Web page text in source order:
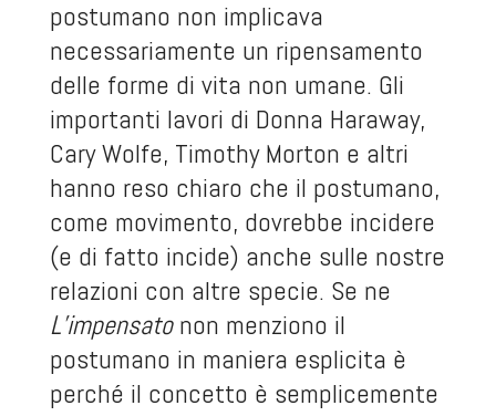
postumano non implicava
necessariamente un ripensamento
delle forme di vita non umane. Gli
importanti lavori di Donna Haraway,
Cary Wolfe, Timothy Morton e altri
hanno reso chiaro che il postumano,
come movimento, dovrebbe incidere
(e di fatto incide) anche sulle nostre
relazioni con altre specie. Se ne
L’impensatonon menziono il
postumano in maniera esplicita è
perché il concetto è semplicemente